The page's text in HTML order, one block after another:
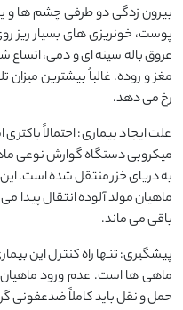
بیرون زدگی دو طرفی چشم ها و
پوست، خونریزی های بسیار ریز
عروق باله سینه ای و دمی، اتساع
رخ می دهد.
علت ایجاد بیماری: احتمالاً
میکروبی دستگاه گوارش نوعی
به دریای خزر منتقل شده است.
ماهیان مولد آلوده انتقال
باقی می ماند.
پیشگیری: تنها راه کنترل این
ماهی ها است. عدم ورود ماهیان
حمل و نقل باید کاملاً ضدعفونی